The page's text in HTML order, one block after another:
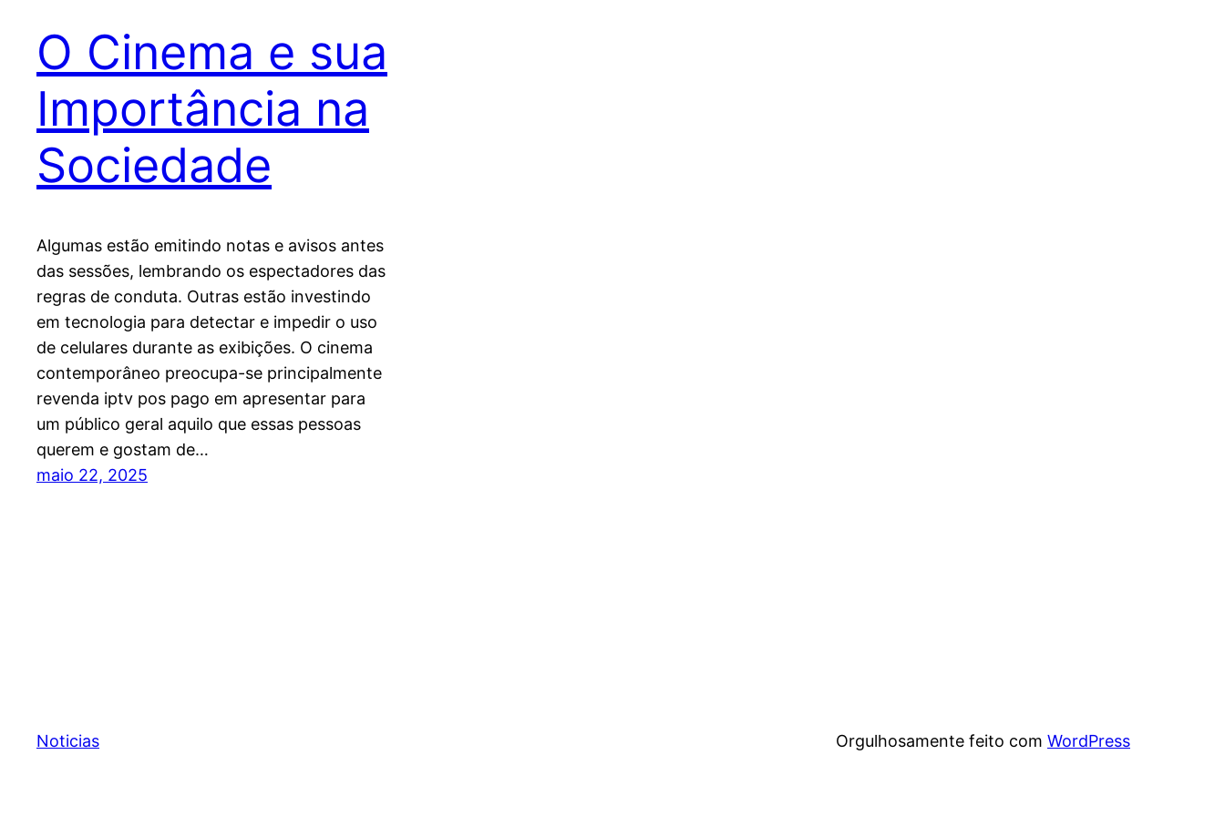
O Cinema e sua
Importância na
Sociedade
Algumas estão emitindo notas e avisos antes
das sessões, lembrando os espectadores das
regras de conduta. Outras estão investindo
em tecnologia para detectar e impedir o uso
de celulares durante as exibições. O cinema
contemporâneo preocupa-se principalmente
revenda iptv pos pago em apresentar para
um público geral aquilo que essas pessoas
querem e gostam de…
maio 22, 2025
Noticias Orgulhosamente feito com WordPress